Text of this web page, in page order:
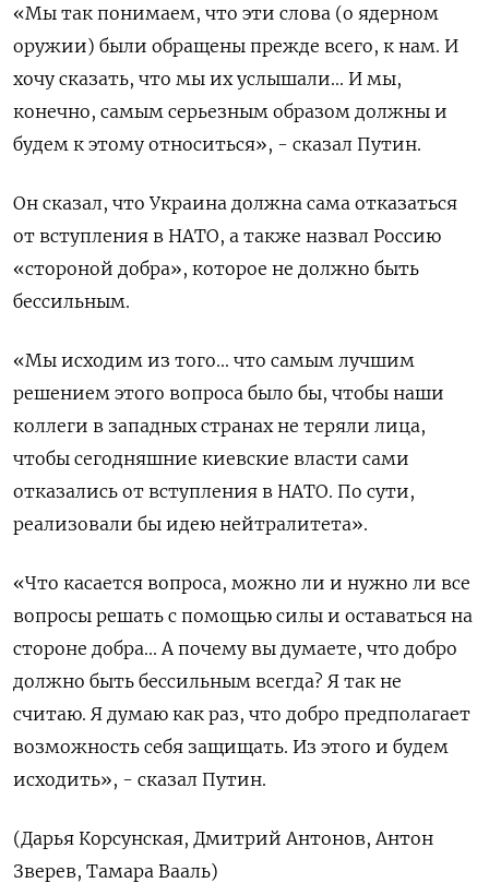
«Мы так понимаем, что эти слова (о ядерном
оружии) были обращены прежде всего, к нам. И
хочу сказать, что мы их услышали... И мы,
конечно, самым серьезным образом должны и
будем к этому относиться», - сказал Путин.
Он сказал, что Украина должна сама отказаться
от вступления в НАТО, а также назвал Россию
«стороной добра», которое не должно быть
бессильным.
«Мы исходим из того... что самым лучшим
решением этого вопроса было бы, чтобы наши
коллеги в западных странах не теряли лица,
чтобы сегодняшние киевские власти сами
отказались от вступления в НАТО. По сути,
реализовали бы идею нейтралитета».
«Что касается вопроса, можно ли и нужно ли все
вопросы решать с помощью силы и оставаться на
стороне добра... А почему вы думаете, что добро
должно быть бессильным всегда? Я так не
считаю. Я думаю как раз, что добро предполагает
возможность себя защищать. Из этого и будем
исходить», - сказал Путин.
(Дарья Корсунская, Дмитрий Антонов, Антон
Зверев, Тамара Вааль)